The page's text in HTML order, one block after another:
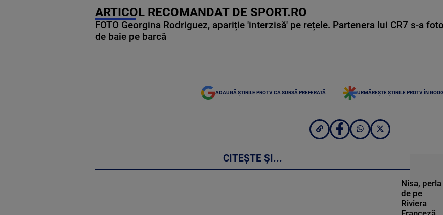
ARTICOL RECOMANDAT DE SPORT.RO
FOTO Georgina Rodriguez, apariție 'interzisă' pe rețele. Partenera lui CR7 s-a
de baie pe barcă
ADAUGĂ ȘTIRILE PROTV CA SURSĂ PREFERATĂ URMĂREȘTE ȘTIRILE PROTV ÎN
CITEȘTE ȘI...
Nisa, perla
de pe
Riviera